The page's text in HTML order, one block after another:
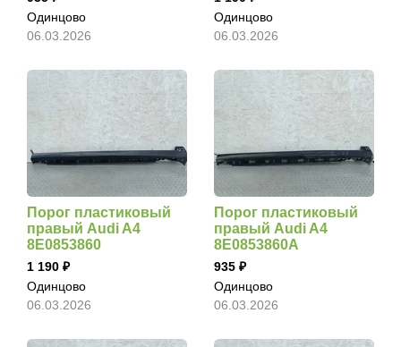
Одинцово
06.03.2026
Одинцово
06.03.2026
Порог пластиковый
правый Audi A4
8E0853860
1 190
Одинцово
06.03.2026
Порог пластиковый
правый Audi A4
8E0853860A
935
Одинцово
06.03.2026